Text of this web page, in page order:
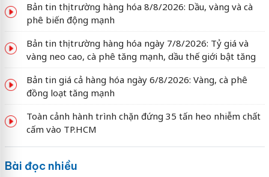
Bản tin thị trường hàng hóa 8/8/2026: Dầu, vàng và cà
phê biến động mạnh
Bản tin thị trường hàng hóa ngày 7/8/2026: Tỷ giá và
vàng neo cao, cà phê tăng mạnh, dầu thế giới bật tăng
Bản tin giá cả hàng hóa ngày 6/8/2026: Vàng, cà phê
đồng loạt tăng mạnh
Toàn cảnh hành trình chặn đứng 35 tấn heo nhiễm chất
cấm vào TP.HCM
Bài đọc nhiều